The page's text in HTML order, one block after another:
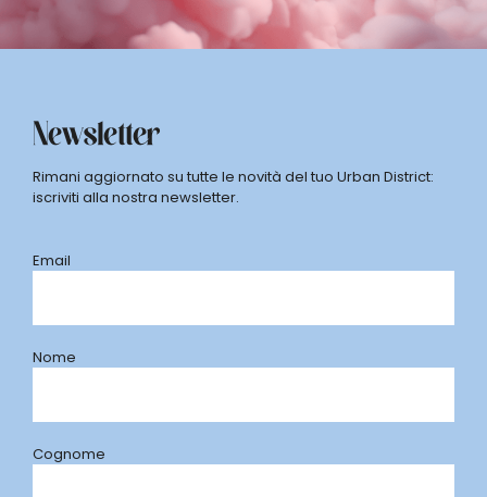
Newsletter
Rimani aggiornato su tutte le novità del tuo Urban District:
iscriviti alla nostra newsletter.
Email
Nome
Cognome